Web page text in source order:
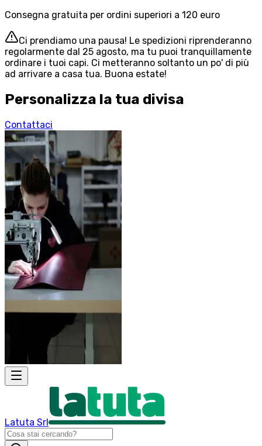
Consegna gratuita per ordini superiori a 120 euro
Ci prendiamo una pausa! Le spedizioni riprenderanno
regolarmente dal 25 agosto, ma tu puoi tranquillamente
ordinare i tuoi capi. Ci metteranno soltanto un po' di più
ad arrivare a casa tua. Buona estate!
Personalizza la tua divisa
Contattaci
Latuta Srl